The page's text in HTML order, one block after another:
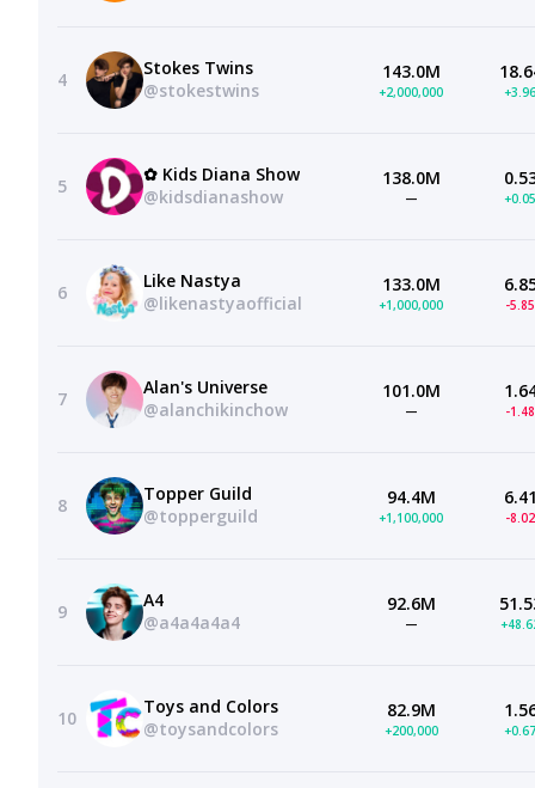
4
Stokes Twins
@stokestwins
143.0M
+2,000,000
5
✿ Kids Diana Show
@kidsdianashow
138.0M
—
6
Like Nastya
@likenastyaofficial
133.0M
+1,000,000 -
7
Alan's Universe
@alanchikinchow
101.0M
— -
8
Topper Guild
@topperguild
94.4M
+1,100,000 -
9
A4
@a4a4a4a4
92.6M
—
10
Toys and Colors
@toysandcolors
82.9M
+200,000